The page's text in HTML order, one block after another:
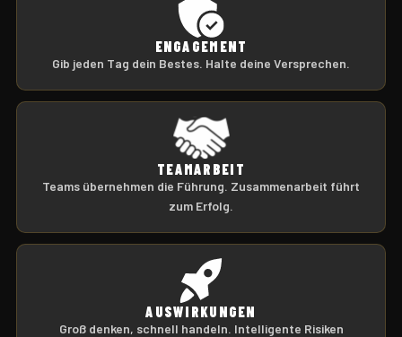
ENGAGEMENT
Gib jeden Tag dein Bestes. Halte deine Versprechen.
TEAMARBEIT
Teams übernehmen die Führung. Zusammenarbeit führt
zum Erfolg.
AUSWIRKUNGEN
Groß denken, schnell handeln. Intelligente Risiken